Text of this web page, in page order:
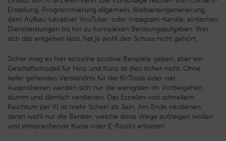
Erstellung, Programmierung allgemein, Webseitengenerierung,
dem Aufbau lukrativer YouTube- oder Instagram-Kanäle, einfachen
Dienstleistungen bis hin zu komplexen Beratungsaufgaben. Wer
sich das entgehen lässt, hat ja wohl den Schuss nicht gehört.
Sicher mag es hier einzelne positive Beispiele geben, aber ein
Geschäftsmodell für Hinz und Kunz ist dies sicher nicht. Ohne
tiefer gehendes Verständnis für die KI-Tools oder viel
Ausprobieren werden sich nur die wenigsten im Vorbeigehen
dumm und dämlich verdienen. Das Erzielen von schnellem
Reichtum per KI ist mehr Schein als Sein. Am Ende verdienen
daran wohl nur die Berater, welche diese Wege aufzeigen wollen
und entsprechende Kurse oder E-Books anbieten.